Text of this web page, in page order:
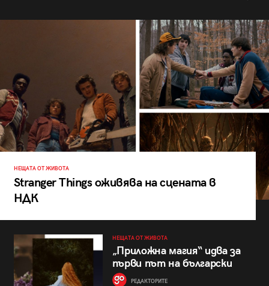
НЕЩАТА ОТ ЖИВОТА
Stranger Things оживява на сцената в
НДК
НЕЩАТА ОТ ЖИВОТА
„Приложна магия“ идва за
първи път на български
РЕДАКТОРИТЕ